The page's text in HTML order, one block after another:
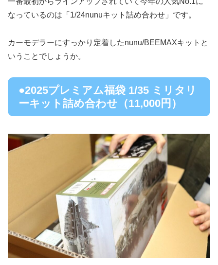
なっているのは「1/24nunuキット詰め合わせ」です。
カーモデラーにすっかり定着したnunu/BEEMAXキットと
いうことでしょうか。
●2025プレミアム福袋 1/35 ミリタリ
ーキット詰め合わせ（11,000円）